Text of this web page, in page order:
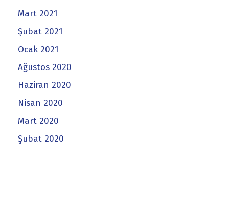
Mart 2021
Şubat 2021
Ocak 2021
Ağustos 2020
Haziran 2020
Nisan 2020
Mart 2020
Şubat 2020